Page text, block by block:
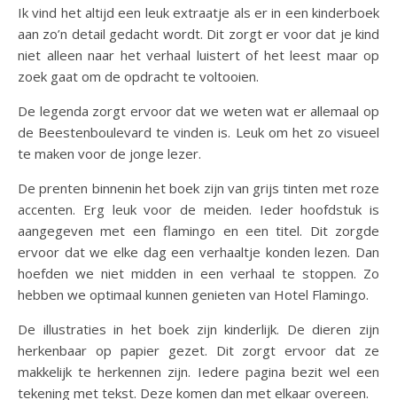
Ik vind het altijd een leuk extraatje als er in een kinderboek
aan zo’n detail gedacht wordt. Dit zorgt er voor dat je kind
niet alleen naar het verhaal luistert of het leest maar op
zoek gaat om de opdracht te voltooien.
De legenda zorgt ervoor dat we weten wat er allemaal op
de Beestenboulevard te vinden is. Leuk om het zo visueel
te maken voor de jonge lezer.
De prenten binnenin het boek zijn van grijs tinten met roze
accenten. Erg leuk voor de meiden. Ieder hoofdstuk is
aangegeven met een flamingo en een titel. Dit zorgde
ervoor dat we elke dag een verhaaltje konden lezen. Dan
hoefden we niet midden in een verhaal te stoppen. Zo
hebben we optimaal kunnen genieten van Hotel Flamingo.
De illustraties in het boek zijn kinderlijk. De dieren zijn
herkenbaar op papier gezet. Dit zorgt ervoor dat ze
makkelijk te herkennen zijn. Iedere pagina bezit wel een
tekening met tekst. Deze komen dan met elkaar overeen.